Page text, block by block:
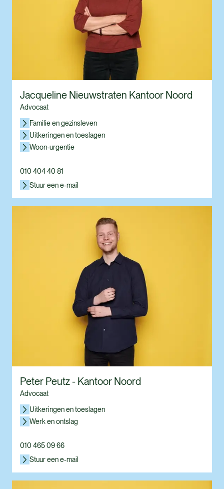
Jacqueline Nieuwstraten Kantoor Noord
Advocaat
Familie en gezinsleven
Uitkeringen en toeslagen
Woon-urgentie
010 404 40 81
Stuur een e-mail
Peter Peutz - Kantoor Noord
Advocaat
Uitkeringen en toeslagen
Werk en ontslag
010 465 09 66
Stuur een e-mail